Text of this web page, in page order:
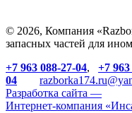
© 2026, Компания
запасных частей для
+7 963 088-27-04, +7
04
Разработка сайта —
Интернет-компания «